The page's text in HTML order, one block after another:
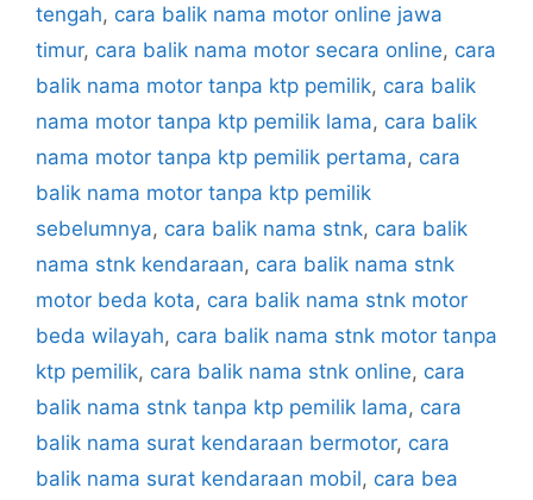
tengah, cara balik nama motor online jawa
timur, cara balik nama motor secara online, cara
balik nama motor tanpa ktp pemilik, cara balik
nama motor tanpa ktp pemilik lama, cara balik
nama motor tanpa ktp pemilik pertama, cara
balik nama motor tanpa ktp pemilik
sebelumnya, cara balik nama stnk, cara balik
nama stnk kendaraan, cara balik nama stnk
motor beda kota, cara balik nama stnk motor
beda wilayah, cara balik nama stnk motor tanpa
ktp pemilik, cara balik nama stnk online, cara
balik nama stnk tanpa ktp pemilik lama, cara
balik nama surat kendaraan bermotor, cara
balik nama surat kendaraan mobil, cara bea